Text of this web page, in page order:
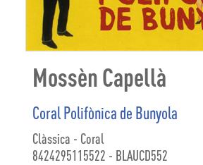
Mossèn Capellà
Coral Polifònica de Bunyola
Clàssica - Coral
8424295115522 - BLAUCD552